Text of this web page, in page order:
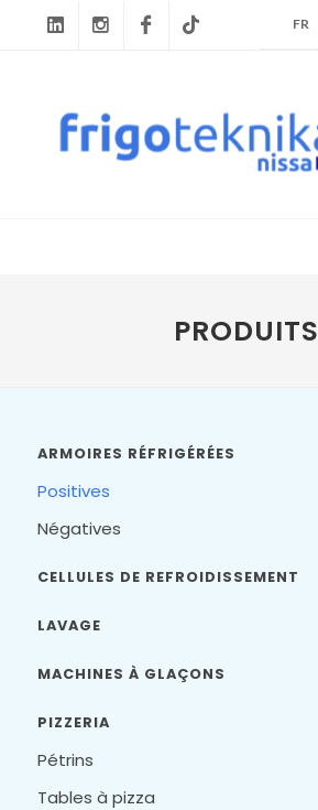
LinkedinInstagramFacebook FR
PRODUITS
ARMOIRES RÉFRIGÉRÉES
Positives
Négatives
CELLULES DE REFROIDISSEMENT
LAVAGE
MACHINES À GLAÇONS
PIZZERIA
Pétrins
Tables à pizza